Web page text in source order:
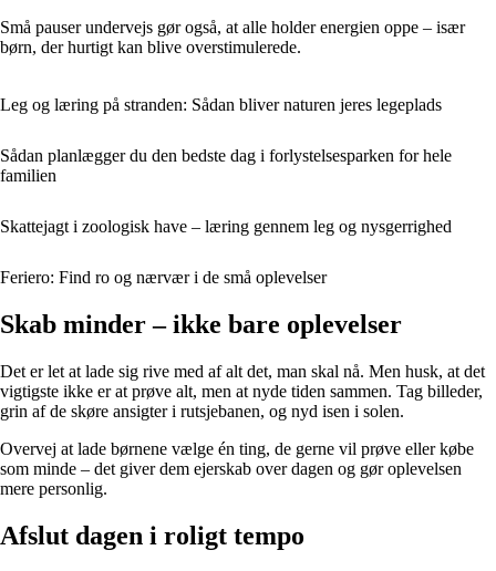
Små pauser undervejs gør også, at alle holder energien oppe – især
børn, der hurtigt kan blive overstimulerede.
Leg og læring på stranden: Sådan bliver naturen jeres legeplads
Sådan planlægger du den bedste dag i forlystelsesparken for hele
familien
Skattejagt i zoologisk have – læring gennem leg og nysgerrighed
Feriero: Find ro og nærvær i de små oplevelser
Skab minder – ikke bare oplevelser
Det er let at lade sig rive med af alt det, man skal nå. Men husk, at det
vigtigste ikke er at prøve alt, men at nyde tiden sammen. Tag billeder,
grin af de skøre ansigter i rutsjebanen, og nyd isen i solen.
Overvej at lade børnene vælge én ting, de gerne vil prøve eller købe
som minde – det giver dem ejerskab over dagen og gør oplevelsen
mere personlig.
Afslut dagen i roligt tempo